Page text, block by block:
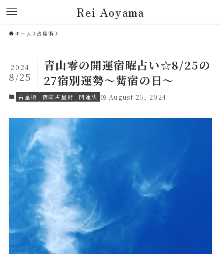
Rei Aoyama
ホーム 占星術
青山零の開運宿曜占い☆8/25の
27宿別運勢～觜宿の日～
2024
8/25
占星術 宿曜占星術 開運法 August 25, 2024